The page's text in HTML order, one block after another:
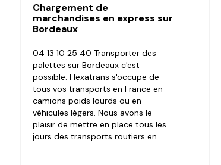
Chargement de
marchandises en express sur
Bordeaux
04 13 10 25 40 Transporter des
palettes sur Bordeaux c'est
possible. Flexatrans s'occupe de
tous vos transports en France en
camions poids lourds ou en
véhicules légers. Nous avons le
plaisir de mettre en place tous les
jours des transports routiers en ...